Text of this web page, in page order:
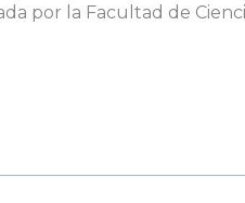
por la Facultad de